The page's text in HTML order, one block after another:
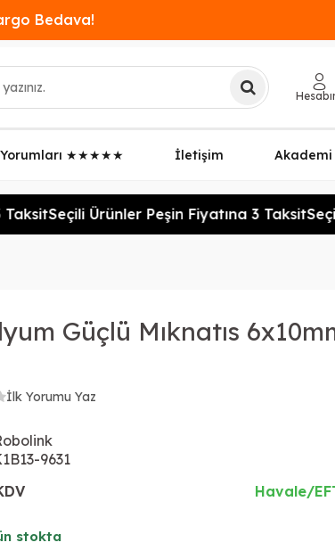
Bedava!
Yorumları ★★★★★ İletişim Akademi
Seçili Ürünler Peşin Fiyatına 3 Taksit
Güçlü Mıknatıs
İlk Yorumu Yaz
9631
Havale/
stokta